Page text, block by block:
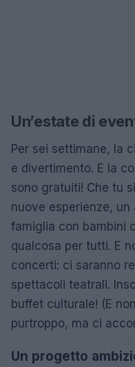
Un’estate di
Per sei settimane, la
e divertimento. E la
sono gratuiti! Che tu
nuove esperienze,
famiglia con bambini
qualcosa per tutti. E
concerti: ci saranno
spettacoli teatrali.
buffet culturale! (E
purtroppo, ma ci
Un progetto